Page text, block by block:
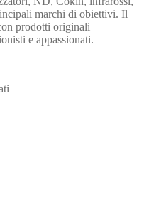
marchi di obiettivi. Il
prodotti originali
e appassionati.